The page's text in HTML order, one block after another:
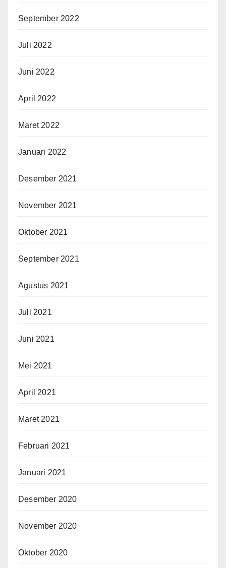
September 2022
Juli 2022
Juni 2022
April 2022
Maret 2022
Januari 2022
Desember 2021
November 2021
Oktober 2021
September 2021
Agustus 2021
Juli 2021
Juni 2021
Mei 2021
April 2021
Maret 2021
Februari 2021
Januari 2021
Desember 2020
November 2020
Oktober 2020